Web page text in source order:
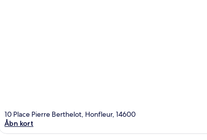
10 Place Pierre Berthelot, Honfleur, 14600
Åbn kort